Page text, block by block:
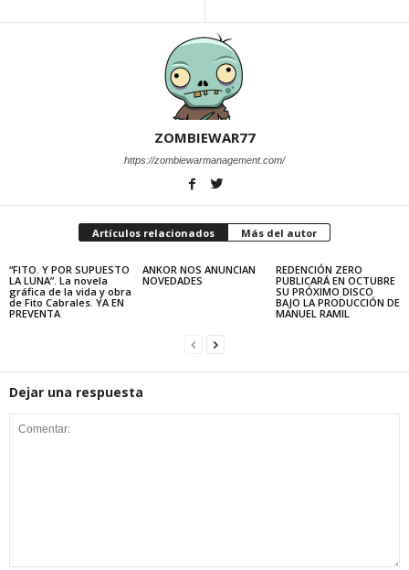
ZOMBIEWAR77
https://zombiewarmanagement.com/
Artículos relacionados Más del autor
“FITO. Y POR SUPUESTO
LA LUNA”. La novela
gráfica de la vida y obra
de Fito Cabrales. YA EN
PREVENTA
ANKOR NOS ANUNCIAN
NOVEDADES
REDENCIÓN ZERO
PUBLICARÁ EN OCTUBRE
SU PRÓXIMO DISCO
BAJO LA PRODUCCIÓN DE
MANUEL RAMIL
Dejar una respuesta